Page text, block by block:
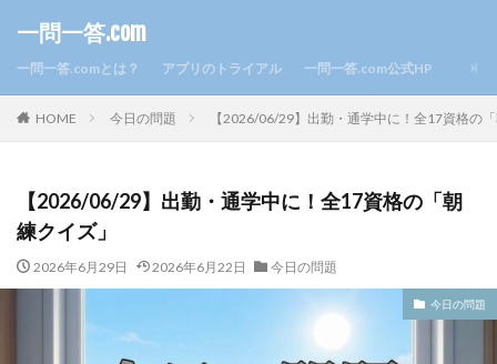
一問一答.com
一問一答.comとは？ アプリのトライアル 一問一答.com公式HP
HOME 今日の問題 【2026/06/29】出勤・通学中に！全17資格の
【2026/06/29】出勤・通学中に！全17資格の「朝
練クイズ」
2026年6月29日 2026年6月22日 今日の問題
今日の問題